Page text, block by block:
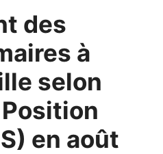
des
à
selon
Position
en août